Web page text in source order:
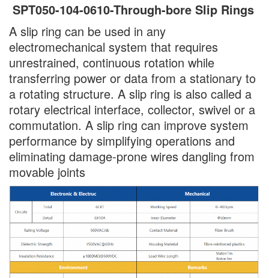
SPT050-104-0610-Through-bore Slip Rings
A slip ring can be used in any
electromechanical system that requires
unrestrained, continuous rotation while
transferring power or data from a stationary to
a rotating structure. A slip ring is also called a
rotary electrical interface, collector, swivel or a
commutation. A slip ring can improve system
performance by simplifying operations and
eliminating damage-prone wires dangling from
movable joints